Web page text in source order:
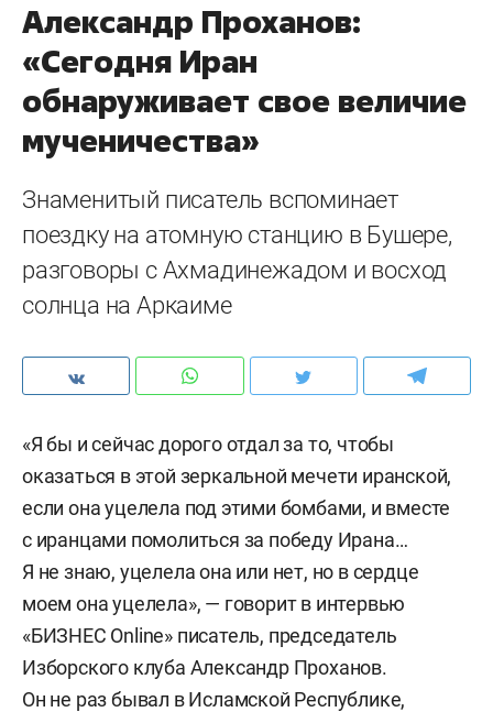
Александр Проханов:
«Сегодня Иран
обнаруживает свое величие
мученичества»
Знаменитый писатель вспоминает
поездку на атомную станцию в Бушере,
разговоры с Ахмадинежадом и восход
солнца на Аркаиме
«Я бы и сейчас дорого отдал за то, чтобы
оказаться в этой зеркальной мечети иранской,
если она уцелела под этими бомбами, и вместе
с иранцами помолиться за победу Ирана…
Я не знаю, уцелела она или нет, но в сердце
моем она уцелела», — говорит в интервью
«БИЗНЕС Online» писатель, председатель
Изборского клуба Александр Проханов.
Он не раз бывал в Исламской Республике,